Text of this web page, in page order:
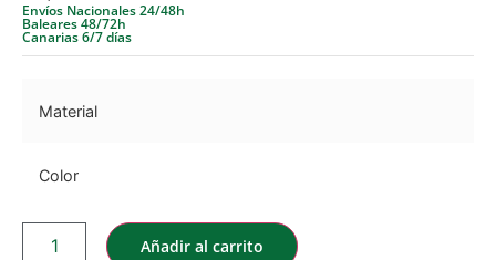
Envíos Nacionales 24/48h
Baleares 48/72h
Canarias 6/7 días
Material
Color
Añadir al carrito